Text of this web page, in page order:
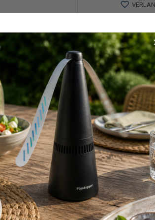
SPECIFICATIES
krachtiger dan andere
genoemd. En daar is een reden
voorzien van een 4000 Volt
vervolgens geëlektrocuteerd door het
welke een beduidend langere